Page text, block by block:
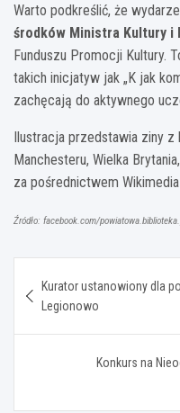
Warto podkreślić, że
środków Ministra Kultury i
Funduszu Promocji Kultury.
takich inicjatyw jak „K jak
zachęcają do aktywnego
Ilustracja przedstawia ziny z
Manchesteru, Wielka
za pośrednictwem
Źródło: facebook.com/
wpisu
Kurator ustanowiony dla
Legionowo
Konkurs na